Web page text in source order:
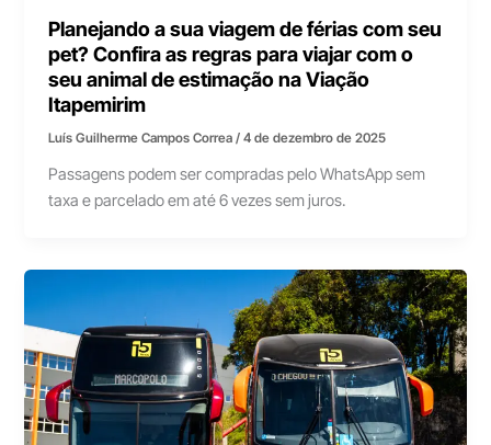
Planejando a sua viagem de férias com seu
pet? Confira as regras para viajar com o
seu animal de estimação na Viação
Itapemirim
Luís Guilherme Campos Correa/4 de dezembro de 2025
Passagens podem ser compradas pelo WhatsApp sem
taxa e parcelado em até 6 vezes sem juros.